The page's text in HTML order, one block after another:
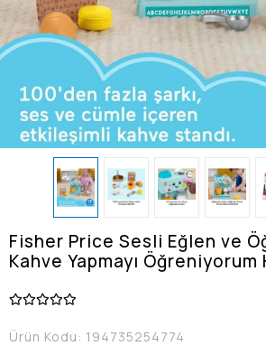
Fisher Price Sesli Eğlen ve
Kahve Yapmayı Öğreniyorum
Ürün Kodu: 194735254774